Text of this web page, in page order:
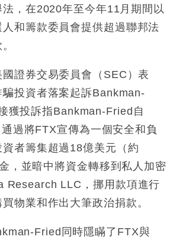
，在2020年至今年11月期間以
和籌款委員會提供超過聯邦法
證券交易委員會（SEC）表
投資者落案起訴Bankman-
獲投訴指Bankman-Fried自
過將FTX宣傳為一個安全和負
者籌集超過18億美元（約
，並暗中將資金轉移到私人加密
Research LLC，挪用款項進行
物業和作出大筆政治捐款。
Fried同時隱瞞了FTX與